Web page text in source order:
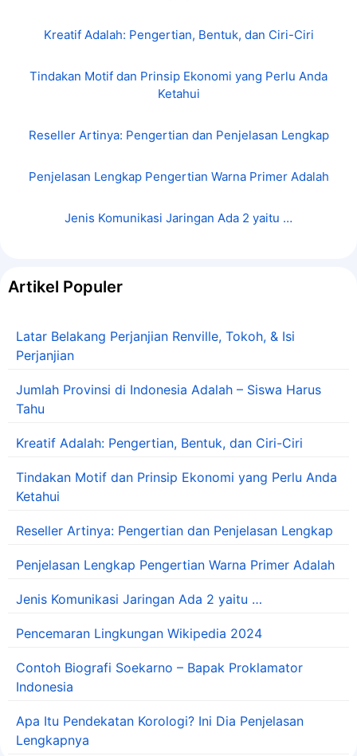
Kreatif Adalah: Pengertian, Bentuk, dan Ciri-Ciri
Tindakan Motif dan Prinsip Ekonomi yang Perlu Anda
Ketahui
Reseller Artinya: Pengertian dan Penjelasan Lengkap
Penjelasan Lengkap Pengertian Warna Primer Adalah
Jenis Komunikasi Jaringan Ada 2 yaitu …
Artikel Populer
Latar Belakang Perjanjian Renville, Tokoh, & Isi
Perjanjian
Jumlah Provinsi di Indonesia Adalah – Siswa Harus
Tahu
Kreatif Adalah: Pengertian, Bentuk, dan Ciri-Ciri
Tindakan Motif dan Prinsip Ekonomi yang Perlu Anda
Ketahui
Reseller Artinya: Pengertian dan Penjelasan Lengkap
Penjelasan Lengkap Pengertian Warna Primer Adalah
Jenis Komunikasi Jaringan Ada 2 yaitu …
Pencemaran Lingkungan Wikipedia 2024
Contoh Biografi Soekarno – Bapak Proklamator
Indonesia
Apa Itu Pendekatan Korologi? Ini Dia Penjelasan
Lengkapnya